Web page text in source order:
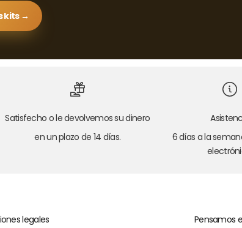
kits →
Satisfecho o le devolvemos su dinero
en un plazo de 14 días.
6 días a la
legales Pensamos